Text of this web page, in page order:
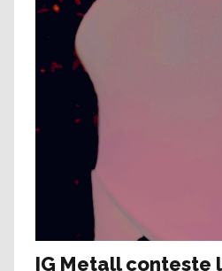
IG Metall conteste